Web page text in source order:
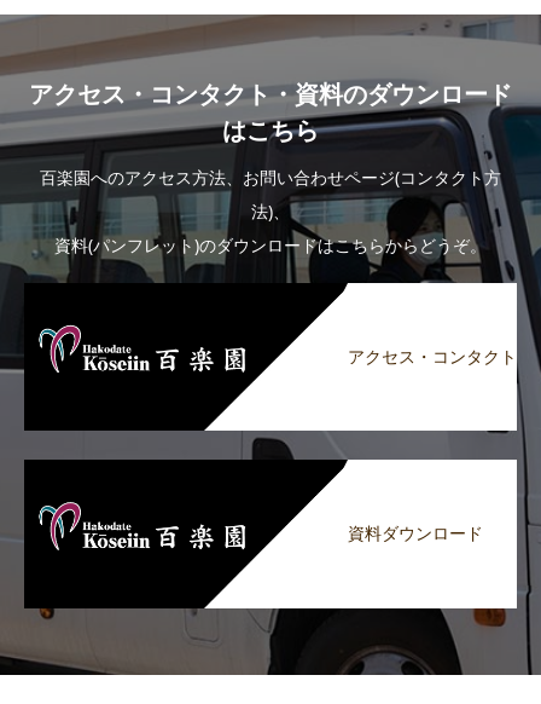
アクセス・コンタクト・資料のダウンロード
はこちら
百楽園へのアクセス方法、お問い合わせページ(コンタクト方
法)、
資料(パンフレット)のダウンロードはこちらからどうぞ。
アクセス・コンタクト
資料ダウンロード